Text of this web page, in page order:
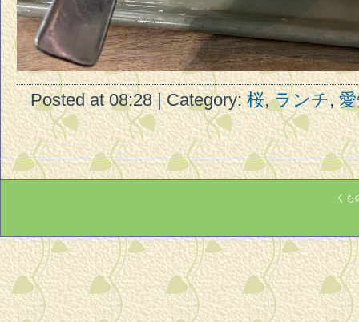
Posted at 08:28 | Category:桜,ランチ,
く